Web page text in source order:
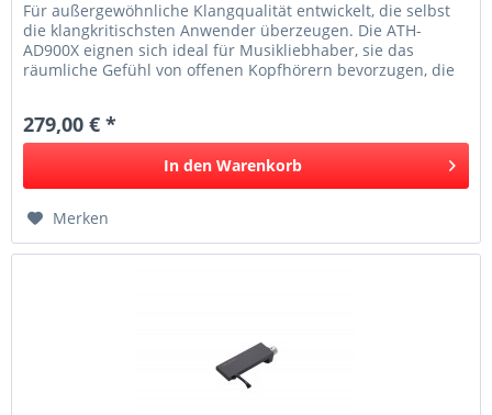
Für außergewöhnliche Klangqualität entwickelt, die selbst
die klangkritischsten Anwender überzeugen. Die ATH-
AD900X eignen sich ideal für Musikliebhaber, sie das
räumliche Gefühl von offenen Kopfhörern bevorzugen, die
279,00 € *
In den Warenkorb
Merken